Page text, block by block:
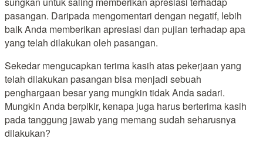
pasangan. Daripada mengomentari dengan negatif, lebih
baik Anda memberikan apresiasi dan pujian terhadap apa
yang telah dilakukan oleh pasangan.
Sekedar mengucapkan terima kasih atas pekerjaan yang
telah dilakukan pasangan bisa menjadi sebuah
penghargaan besar yang mungkin tidak Anda sadari.
Mungkin Anda berpikir, kenapa juga harus berterima kasih
pada tanggung jawab yang memang sudah seharusnya
dilakukan?